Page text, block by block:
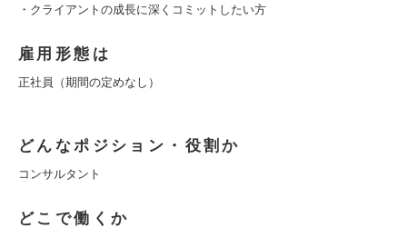
・クライアントの成長に深くコミットしたい方
雇用形態は
正社員（期間の定めなし）
どんなポジション・役割か
コンサルタント
どこで働くか